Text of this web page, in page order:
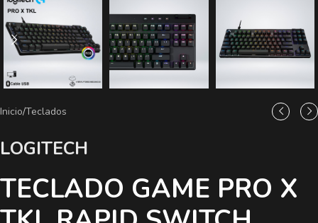
Inicio/Teclados
LOGITECH
TECLADO GAME PRO X